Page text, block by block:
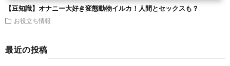
【豆知識】オナニー大好き変態動物イルカ！人間とセックスも？
お役立ち情報
最近の投稿